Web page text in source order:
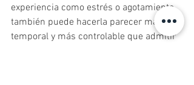
experiencia como estrés o agotamiento
también puede hacerla parecer más
temporal y más controlable que admitir